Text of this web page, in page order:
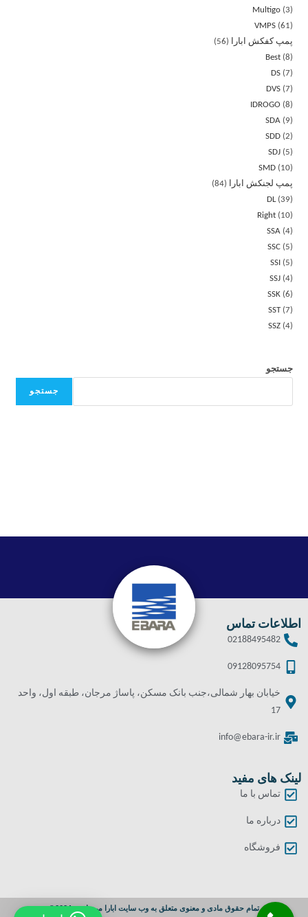
Multigo 3
VMPS 61
پمپ کفکش ابارا
56
Best 8
DS 7
DVS 7
IDROGO
8
SDA
9
SDD 2
SDJ
5
SMD
10
پمپ لجنکش ابارا
84
DL 39
Right
10
SSA 4
SSC
5
SSI
5
SSJ 4
SSK 6
SST 7
SSZ 4
جستجو
جستجو
اطلاعات تماس
02188495482
09128095754
خیابان بهار شمالی،جنب بانک مسکن، پاساژ مرجان، طبقه اول، واحد
17
info@ebara-ir.ir
لینک های مفید
تماس با ما
درباره ما
فروشگاه
تمام حقوق مادی و معنوی متعلق به وب سایت ابارا می باشد. 2024©